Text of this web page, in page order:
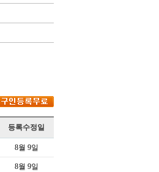
등록수정일
8월 9일
8월 9일